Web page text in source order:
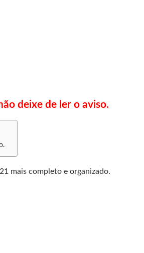
deixe de ler o aviso.
mais completo e organizado.